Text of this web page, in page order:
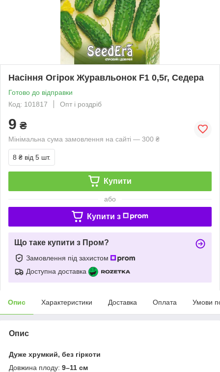
Насіння Огірок Журавльонок F1 0,5г, Седера
Готово до відправки
Код: 101817
Опт і роздріб
9 ₴
Мінімальна сума замовлення на сайті — 300 ₴
8 ₴ від 5 шт.
Купити
або
Купити з
Що таке купити з Пром?
Замовлення під захистом
Доступна доставка
Опис Характеристики Доставка Оплата Умови
Опис
Дуже хрумкий, без гіркоти
Довжина плоду: 9–11 см